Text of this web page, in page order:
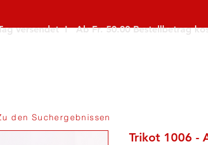
versendet  I   Ab Fr. 50.00 Bestellbetrag
Trikot 1006 -
den Suchergebnissen